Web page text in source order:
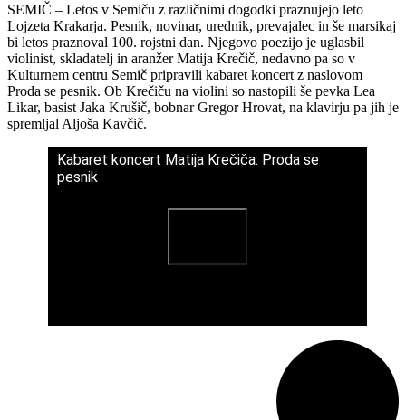
SEMIČ – Letos v Semiču z različnimi dogodki praznujejo leto
Lojzeta Krakarja. Pesnik, novinar, urednik, prevajalec in še marsikaj
bi letos praznoval 100. rojstni dan. Njegovo poezijo je uglasbil
violinist, skladatelj in aranžer Matija Krečič, nedavno pa so v
Kulturnem centru Semič pripravili kabaret koncert z naslovom
Proda se pesnik. Ob Krečiču na violini so nastopili še pevka Lea
Likar, basist Jaka Krušič, bobnar Gregor Hrovat, na klavirju pa jih je
spremljal Aljoša Kavčič.
Kabaret koncert Matija Krečiča: Proda se
pesnik